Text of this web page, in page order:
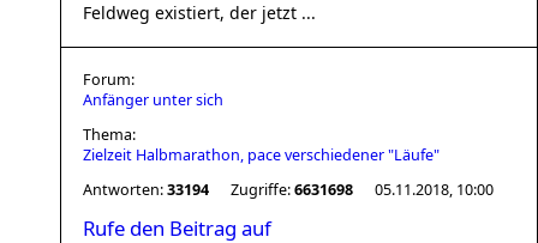
Feldweg existiert, der jetzt ...
Forum:
Anfänger unter sich
Thema:
Zielzeit Halbmarathon, pace verschiedener "Läufe"
Antworten:33194 Zugriffe:6631698 05.11.2018, 10:00
Rufe den Beitrag auf